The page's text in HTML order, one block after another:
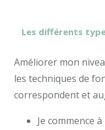
Les différents
Améliorer mon
les techniques de
correspondent et
Je commence